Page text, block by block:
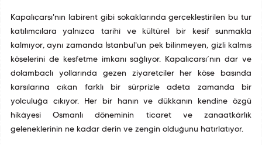
Kapalıçarşı'nın labirent gibi sokaklarında gerçekleştirilen bu tur
katılımcılara yalnızca tarihî ve kültürel bir keşif sunmakla
kalmıyor, aynı zamanda İstanbul'un pek bilinmeyen, gizli kalmış
köşelerini de keşfetme imkanı sağlıyor. Kapalıçarşı’nın dar ve
dolambaçlı yollarında gezen ziyaretçiler her köşe başında
karşılarına çıkan farklı bir sürprizle adeta zamanda bir
yolculuğa çıkıyor. Her bir hanın ve dükkanın kendine özgü
hikâyesi Osmanlı döneminin ticaret ve zanaatkârlık
geleneklerinin ne kadar derin ve zengin olduğunu hatırlatıyor.